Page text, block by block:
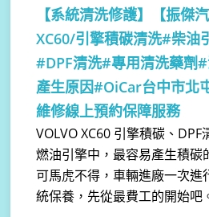
【系統清洗修護】
【振傑
XC60/引擎積碳清洗#柴油
#DPF清洗#專用清洗藥劑
產生原因#OiCar台中市北
維修線上預約保障服務
VOLVO XC60 引擎積碳、
燃油引擎中，最容易產生積碳
可馬虎不得，車輛進廠一次進
統保養，先從最費工的開始吧